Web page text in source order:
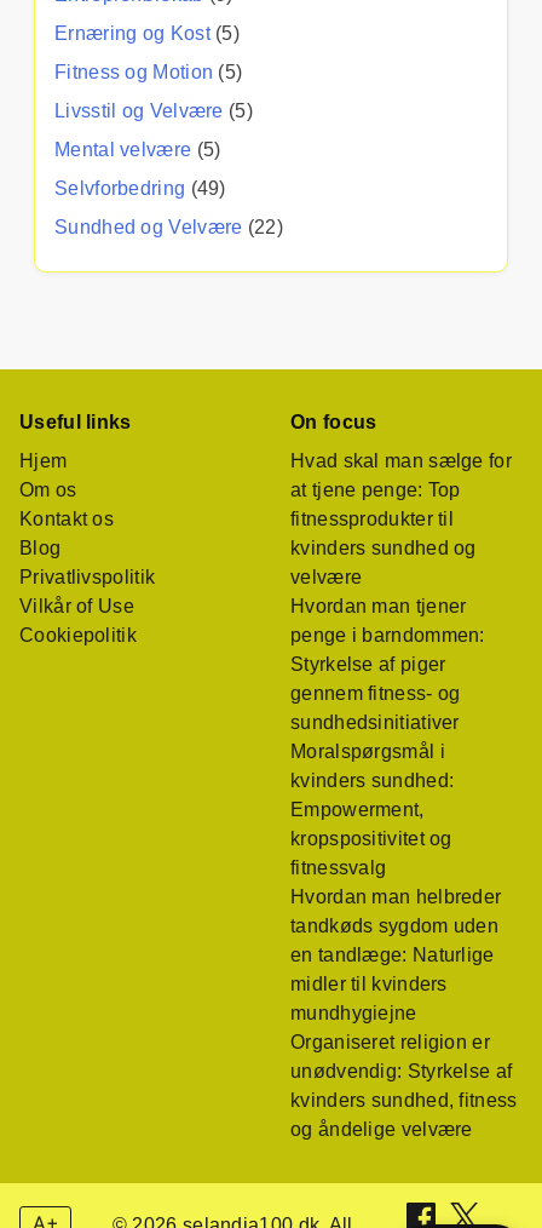
Ernæring og Kost(5)
Fitness og Motion (5)
Livsstil og Velvære (5)
Mental velvære (5)
Selvforbedring (49)
Sundhed og Velvære (22)
Useful links
Hjem
Om os
Kontakt os
Blog
Privatlivspolitik
Vilkår of Use
Cookiepolitik
On focus
Hvad skal man sælge for
at tjene penge: Top
fitnessprodukter til
kvinders sundhed og
velvære
Hvordan man tjener
penge i barndommen:
Styrkelse af piger
gennem fitness- og
sundhedsinitiativer
Moralspørgsmål i
kvinders sundhed:
Empowerment,
kropspositivitet og
fitnessvalg
Hvordan man helbreder
tandkøds sygdom uden
en tandlæge: Naturlige
midler til kvinders
mundhygiejne
Organiseret religion er
unødvendig: Styrkelse af
kvinders sundhed, fitness
og åndelige velvære